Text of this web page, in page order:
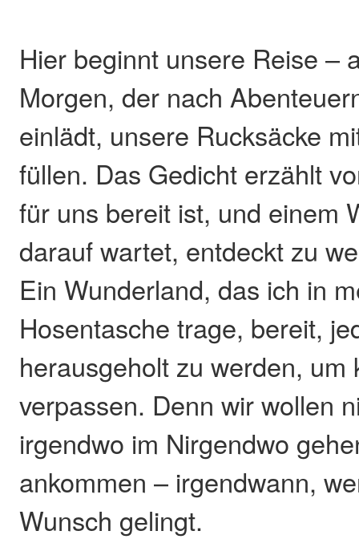
Hier beginnt unsere Reise –
Morgen, der nach
einlädt, unsere Rucksäcke
füllen. Das Gedicht erzählt
für uns bereit ist, und einem
darauf wartet, entdeckt zu
Ein Wunderland, das ich in
Hosentasche trage, bereit,
herausgeholt zu werden, um
verpassen. Denn wir wollen
irgendwo im Nirgendwo
ankommen – irgendwann,
Wunsch gelingt.